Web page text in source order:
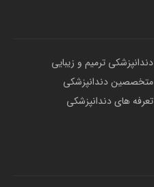
دندانپزشکی ترمیم و زیبایی
متخصصین دندانپزشکی
تعرفه های دندانپزشکی